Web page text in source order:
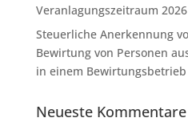
Veranlagungszeitraum 2026
Steuerliche Anerkennung
Bewirtung von Personen
in einem
Neueste Kommentare